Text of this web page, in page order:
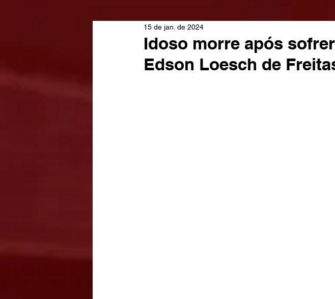
Idoso morre após
Edson Loesch de
15 de jan. de 2024